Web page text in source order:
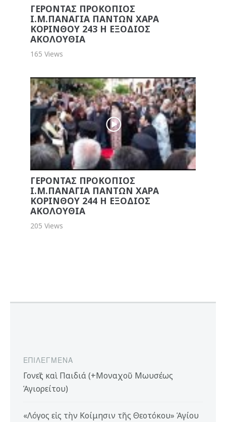
ΓΕΡΟΝΤΑΣ ΠΡΟΚΟΠΙΟΣ
Ι.Μ.ΠΑΝΑΓΙΑ ΠΑΝΤΩΝ ΧΑΡΑ
ΚΟΡΙΝΘΟΥ 243 Η ΕΞΟΔΙΟΣ
ΑΚΟΛΟΥΘΙΑ
165 Views
ΓΕΡΟΝΤΑΣ ΠΡΟΚΟΠΙΟΣ
Ι.Μ.ΠΑΝΑΓΙΑ ΠΑΝΤΩΝ ΧΑΡΑ
ΚΟΡΙΝΘΟΥ 244 Η ΕΞΟΔΙΟΣ
ΑΚΟΛΟΥΘΙΑ
205 Views
ΕΠΙΛΕΓΜΈΝΑ
Γονεῖς καὶ Παιδιά (+Μοναχοῦ Μωυσέως
Ἁγιορείτου)
«Λόγος εἰς τὴν Κοίμησιν τῆς Θεοτόκου» Ἁγίου